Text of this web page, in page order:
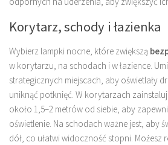
Korytarz, schody i łazienka
Wybierz lampki nocne, które zwiększą
w korytarzu, na schodach i w łazience.
strategicznych miejscach, aby oświetlały
uniknąć potknięć. W korytarzach
około 1,5–2 metrów od siebie, aby
oświetlenie. Na schodach ważne jest, aby
dół, co ułatwi widoczność stopni. Możesz